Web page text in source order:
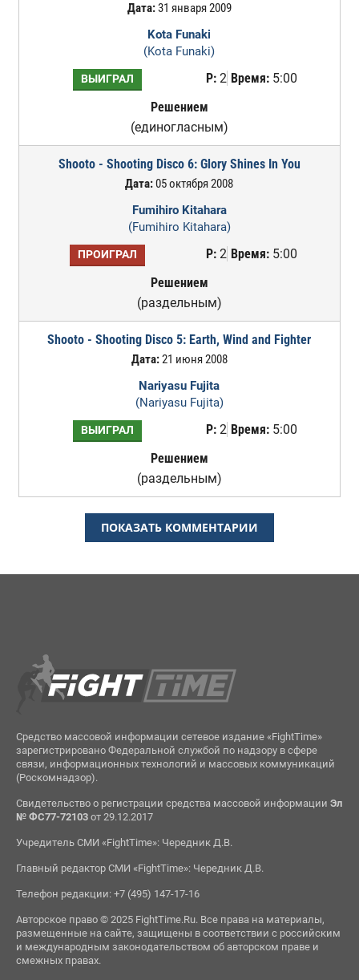
Дата:31 января 2009
Kota Funaki
(Kota Funaki)
ВЫИГРАЛ Р:2 Время:5:00
Решением
(единогласным)
Shooto - Shooting Disco 6: Glory Shines In You
Дата:05 октября 2008
Fumihiro Kitahara
(Fumihiro Kitahara)
ПРОИГРАЛ Р:2 Время:5:00
Решением
(раздельным)
Shooto - Shooting Disco 5: Earth, Wind and Fighter
Дата:21 июня 2008
Nariyasu Fujita
(Nariyasu Fujita)
ВЫИГРАЛ Р:2 Время:5:00
Решением
(раздельным)
ПОКАЗАТЬ КОММЕНТАРИИ
Средство массовой информации сетевое издание «FightTime»
зарегистрировано Федеральной службой по надзору в сфере
связи, информационных технологий и массовых коммуникаций
(Роскомнадзор).
Свидетельство о регистрации средства массовой информации Эл
№ ФС77-72103от 29.12.2017
Учредитель СМИ «FightTime»: Чередник Д.В.
Главный редактор СМИ «FightTime»: Чередник Д.В.
Телефон редакции: +7 (495) 147-17-16
Авторское право © 2025 FightTime.Ru. Все права на материалы,
размещенные на сайте, защищены в соответствии с российским
и международным законодательством об авторском праве и
смежных правах.